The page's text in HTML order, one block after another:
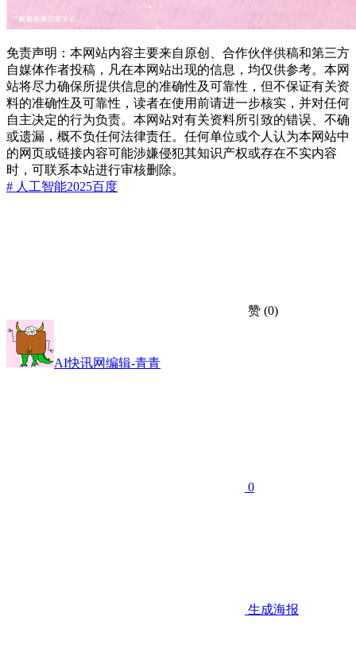
免责声明：本网站内容主要来自原创、合作伙伴供稿和第三方
自媒体作者投稿，凡在本网站出现的信息，均仅供参考。本网
站将尽力确保所提供信息的准确性及可靠性，但不保证有关资
料的准确性及可靠性，读者在使用前请进一步核实，并对任何
自主决定的行为负责。本网站对有关资料所引致的错误、不确
或遗漏，概不负任何法律责任。任何单位或个人认为本网站中
的网页或链接内容可能涉嫌侵犯其知识产权或存在不实内容
时，可联系本站进行审核删除。
# 人工智能2025百度
赞 (0)
AI快讯网编辑-青青
0
生成海报